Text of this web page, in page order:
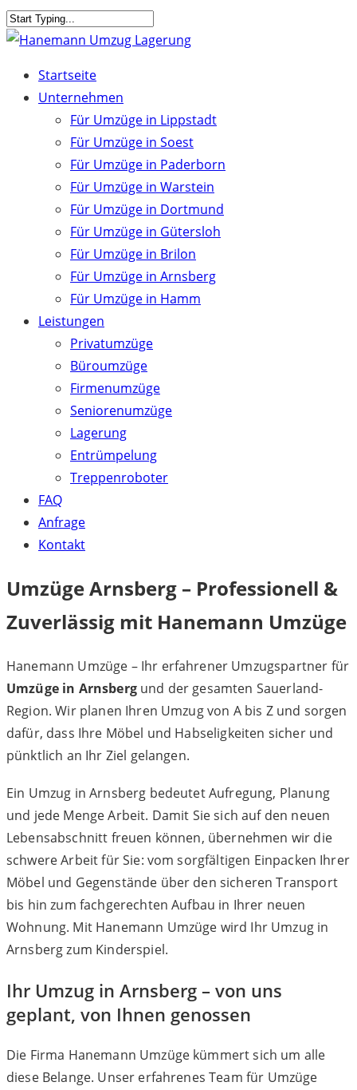
Skip
to
content
Close
MenuStartseite
Unternehmen
Für Umzüge in Lippstadt
Für Umzüge in Soest
Für Umzüge in Paderborn
Für Umzüge in Warstein
Für Umzüge in Dortmund
Für Umzüge in Gütersloh
Für Umzüge in Brilon
Für Umzüge in Arnsberg
Für Umzüge in Hamm
Leistungen
Privatumzüge
Büroumzüge
Firmenumzüge
Seniorenumzüge
Lagerung
Entrümpelung
Treppenroboter
FAQ
Anfrage
Kontakt
Umzüge Arnsberg – Professionell &
Zuverlässig mit Hanemann Umzüge
Hanemann Umzüge – Ihr erfahrener Umzugspartner für
Umzüge in Arnsbergund der gesamten Sauerland-
Region. Wir planen Ihren Umzug von A bis Z und sorgen
dafür, dass Ihre Möbel und Habseligkeiten sicher und
pünktlich an Ihr Ziel gelangen.
Ein Umzug in Arnsberg bedeutet Aufregung, Planung
und jede Menge Arbeit. Damit Sie sich auf den neuen
Lebensabschnitt freuen können, übernehmen wir die
schwere Arbeit für Sie: vom sorgfältigen Einpacken Ihrer
Möbel und Gegenstände über den sicheren Transport
bis hin zum fachgerechten Aufbau in Ihrer neuen
Wohnung. Mit Hanemann Umzüge wird Ihr Umzug in
Arnsberg zum Kinderspiel.
Ihr Umzug in Arnsberg – von uns
geplant, von Ihnen genossen
Die Firma Hanemann Umzüge kümmert sich um alle
diese Belange. Unser erfahrenes Team für Umzüge